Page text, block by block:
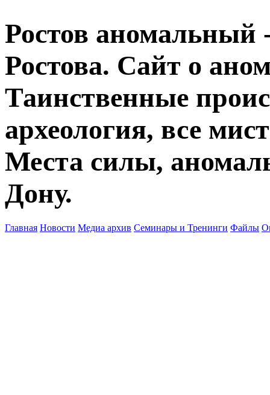
Ростов аномальный
Ростова. Сайт о
Таинственные
археология, все
Места силы,
Дону.
Главная Новости Медиа архив Семинары и Тренинги Файлы